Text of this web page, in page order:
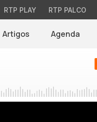
RTP PLAY RTP PALCO
Artigos Agenda